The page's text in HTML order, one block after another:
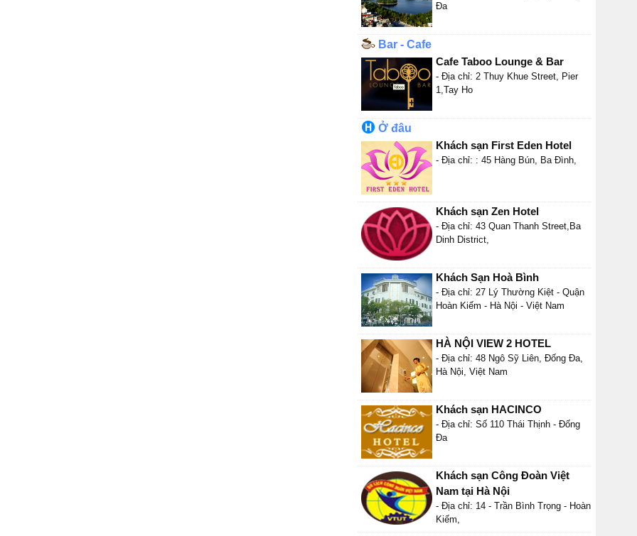
Đa
Bar - Cafe
Cafe Taboo Lounge & Bar
- Địa chỉ: 2 Thuy Khue Street, Pier
1,Tay Ho
Ở đâu
Khách sạn First Eden Hotel
- Địa chỉ: : 45 Hàng Bún, Ba Đình,
Khách sạn Zen Hotel
- Địa chỉ: 43 Quan Thanh Street,Ba
Dinh District,
Khách Sạn Hoà Bình
- Địa chỉ: 27 Lý Thường Kiệt - Quận
Hoàn Kiếm - Hà Nội - Việt Nam
HÀ NỘI VIEW 2 HOTEL
- Địa chỉ: 48 Ngô Sỹ Liên, Đống Đa,
Hà Nội, Việt Nam
Khách sạn HACINCO
- Địa chỉ: Số 110 Thái Thịnh - Đống
Đa
Khách sạn Công Đoàn Việt
Nam tại Hà Nội
- Địa chỉ: 14 - Trần Bình Trọng - Hoàn
Kiếm,